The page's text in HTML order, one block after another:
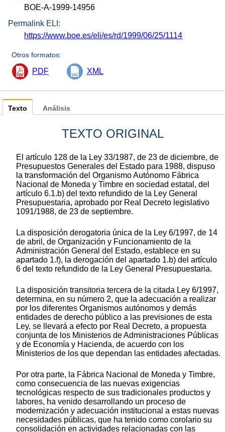
BOE-A-1999-14956
Permalink ELI:
https://www.boe.es/eli/es/rd/1999/06/25/1114
Otros formatos:
PDF XML
Texto
TEXTO ORIGINAL
El artículo 128 de la Ley 33/1987, de 23 de diciembre, de
Presupuestos Generales del Estado para 1988, dispuso
la transformación del Organismo Autónomo Fábrica
Nacional de Moneda y Timbre en sociedad estatal, del
artículo 6.1.b) del texto refundido de la Ley General
Presupuestaria, aprobado por Real Decreto legislativo
1091/1988, de 23 de septiembre.
La disposición derogatoria única de la Ley 6/1997, de 14
de abril, de Organización y Funcionamiento de la
Administración General del Estado, establece en su
apartado 1.f), la derogación del apartado 1.b) del artículo
6 del texto refundido de la Ley General Presupuestaria.
La disposición transitoria tercera de la citada Ley 6/1997,
determina, en su número 2, que la adecuación a realizar
por los diferentes Organismos autónomos y demás
entidades de derecho público a las previsiones de esta
Ley, se llevará a efecto por Real Decreto, a propuesta
conjunta de los Ministerios de Administraciones Públicas
y de Economía y Hacienda, de acuerdo con los
Ministerios de los que dependan las entidades afectadas.
Por otra parte, la Fábrica Nacional de Moneda y Timbre,
como consecuencia de las nuevas exigencias
tecnológicas respecto de sus tradicionales productos y
labores, ha venido desarrollando un proceso de
modernización y adecuación institucional a estas nuevas
necesidades públicas, que ha tenido como corolario su
consolidación en actividades relacionadas con las
Análisis